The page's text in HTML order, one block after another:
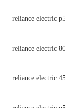
reliance electric
reliance electric
reliance electric